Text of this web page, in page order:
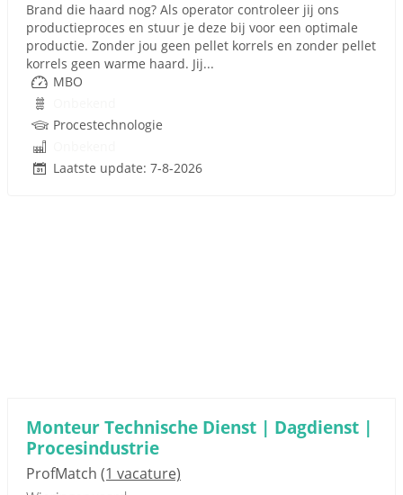
Brand die haard nog? Als operator controleer jij ons
productieproces en stuur je deze bij voor een optimale
productie. Zonder jou geen pellet korrels en zonder pellet
korrels geen warme haard. Jij...
MBO
Procestechnologie
Laatste update: 7-8-2026
Monteur Technische Dienst | Dagdienst |
Procesindustrie
ProfMatch (1 vacature)